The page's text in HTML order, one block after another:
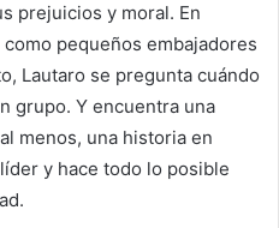
prejuicios y moral. En
pequeños embajadores
Lautaro se pregunta cuándo
grupo. Y encuentra una
menos, una historia en
y hace todo lo posible